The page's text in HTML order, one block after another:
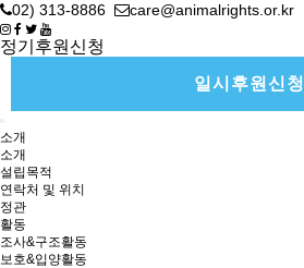
02) 313-8886 care@animalrights.or.kr
정기후원신청
일시후원신청
소개
소개
설립목적
연락처 및 위치
정관
활동
조사&구조활동
보호&입양활동